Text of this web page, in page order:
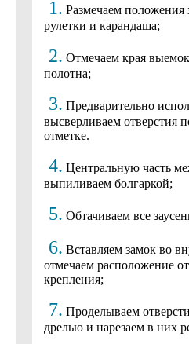
1. Размечаем
рулетки и карандаша;
2. Отмечаем края
полотна;
3. Предварительно
высверливаем отверстия
отметке.
4. Центральную часть
выпиливаем болгаркой;
5. Обтачиваем все
6. Вставляем замок во
отмечаем расположение
крепления;
7. Проделываем
дрелью и нарезаем в них